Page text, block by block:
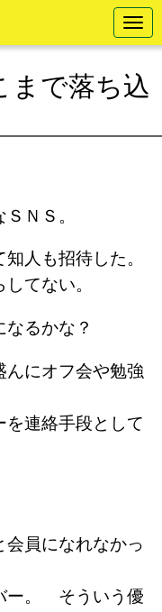
N
a
v
g
a
o
まで落ち込
ＮＳ。
人も招待した。
してない。
るかな？
んにオフ会や勉強
連絡手段として
会員になれなかっ
ー。 そういう優